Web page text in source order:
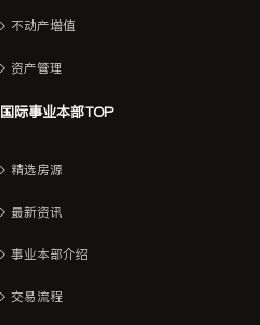
不动产增值
资产管理
国际事业本部TOP
精选房源
最新资讯
事业本部介绍
交易流程